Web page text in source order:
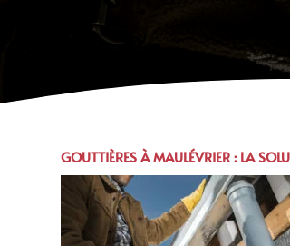
GOUTTIÈRES ÀMAULÉVRIER: LA